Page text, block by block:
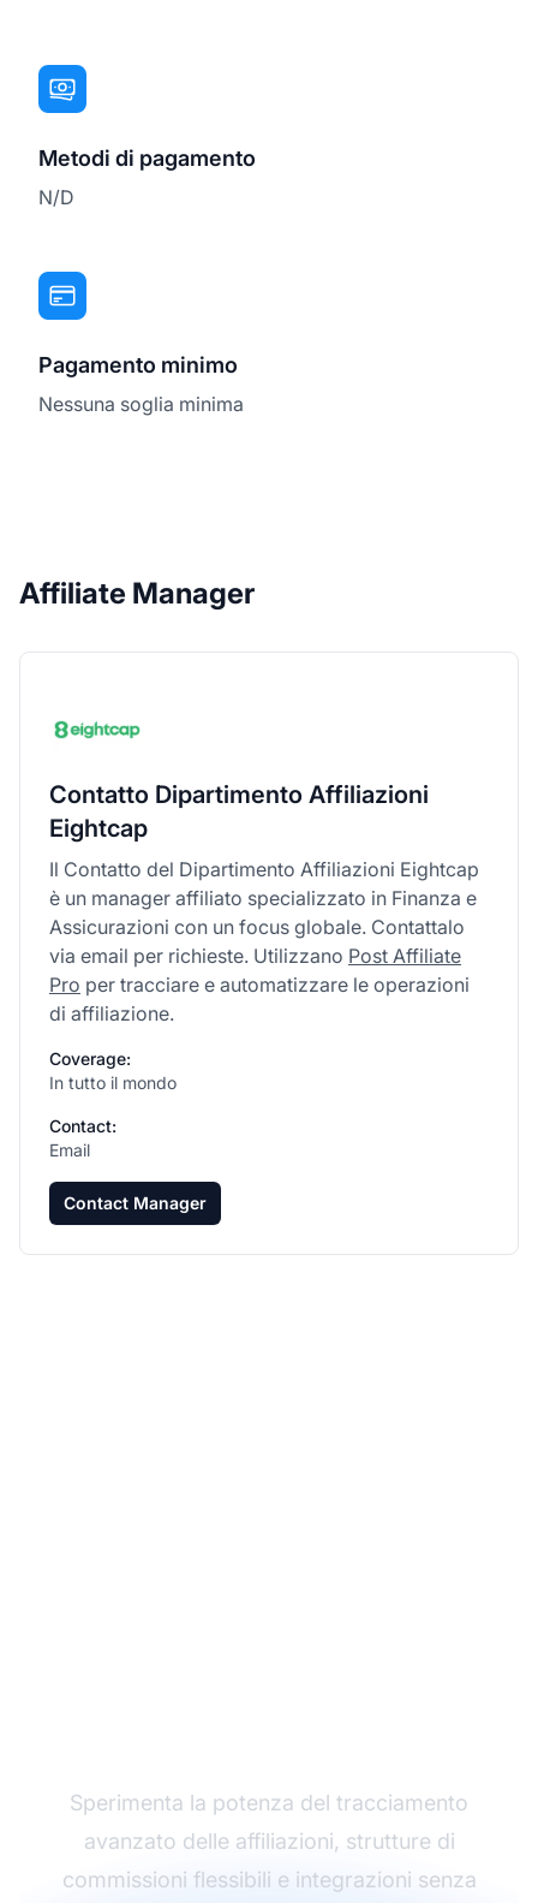
Metodi di pagamento
N/D
Pagamento minimo
Nessuna soglia minima
Affiliate Manager
Contatto Dipartimento Affiliazioni
Eightcap
Il Contatto del Dipartimento Affiliazioni Eightcap
è un manager affiliato specializzato in Finanza e
Assicurazioni con un focus globale. Contattalo
via email per richieste. Utilizzano Post Affiliate
Pro per tracciare e automatizzare le operazioni
di affiliazione.
Coverage:
In tutto il mondo
Contact:
Email
Contact Manager
Sperimenta la potenza del tracciamento
avanzato delle affiliazioni, strutture di
commissioni flessibili e integrazioni senza